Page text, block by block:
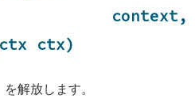
context,
ctx)
放します。